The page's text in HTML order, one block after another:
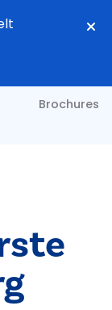
Brochures